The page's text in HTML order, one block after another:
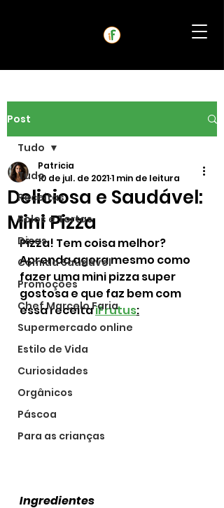
Post
Tudo
Receitas
Bolos e Tortas
Dicas
Comida Saudável
Promoções
Chef Marcelo Faria
Supermercado online
Estilo de Vida
Curiosidades
Orgânicos
Páscoa
Para as crianças
Tudo
Deliciosa e Saudável:
Mini Pizza
Patricia
10 de jul. de 20211 min de leitura
Pizza! Tem coisa melhor?
Aprenda agora mesmo como
fazer uma mini pizza super
gostosa e que faz bem com
essa receita iFrutus:
Ingredientes